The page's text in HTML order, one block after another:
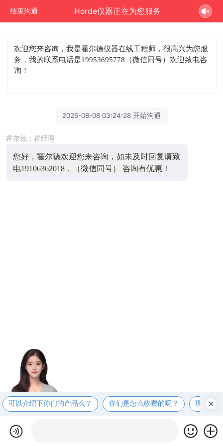
结束沟通 Horde仪器正在为您服务
欢迎您来咨询 ，我是霍尔德仪器在线工程师，很高兴为您服
务，我的联系电话是19953695778（微信同号）欢迎致电咨
询！
2026-08-08 03:24:28 开始沟通
霍尔德：崔经理
您好，霍尔德欢迎您来咨询，如未及时回复请致
电19106362018，（微信同号） 咨询有优惠！
可以介绍下你们的产品么？ 你们是怎么收费的呢？ 现在有